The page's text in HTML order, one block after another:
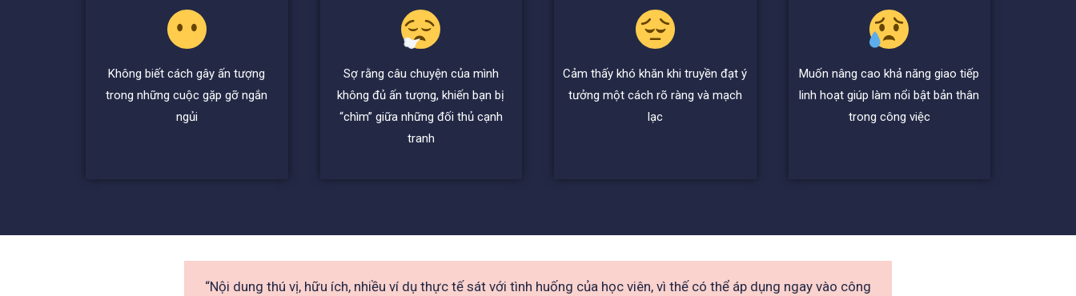
Không biết cách gây ấn tượng
trong những cuộc gặp gỡ ngắn
ngủi
Sợ rằng câu chuyện của mình
không đủ ấn tượng, khiến bạn bị
“chìm” giữa những đối thủ cạnh
tranh
Cảm thấy khó khăn khi truyền đạt ý
tưởng một cách rõ ràng và mạch
lạc
Muốn nâng cao khả năng giao tiếp
linh hoạt giúp làm nổi bật bản thân
trong công việc
“Nội dung thú vị, hữu ích, nhiều ví dụ thực tế sát với tình huống của học viên, vì thế có thể áp dụng ngay vào công